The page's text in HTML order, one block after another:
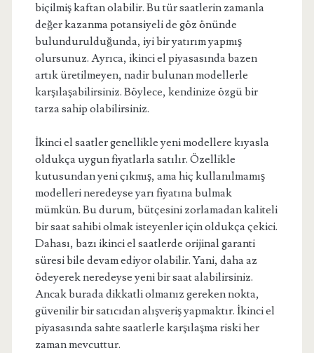
biçilmiş kaftan olabilir. Bu tür saatlerin zamanla
değer kazanma potansiyeli de göz önünde
bulundurulduğunda, iyi bir yatırım yapmış
olursunuz. Ayrıca, ikinci el piyasasında bazen
artık üretilmeyen, nadir bulunan modellerle
karşılaşabilirsiniz. Böylece, kendinize özgü bir
tarza sahip olabilirsiniz.
İkinci el saatler genellikle yeni modellere kıyasla
oldukça uygun fiyatlarla satılır. Özellikle
kutusundan yeni çıkmış, ama hiç kullanılmamış
modelleri neredeyse yarı fiyatına bulmak
mümkün. Bu durum, bütçesini zorlamadan kaliteli
bir saat sahibi olmak isteyenler için oldukça çekici.
Dahası, bazı ikinci el saatlerde orijinal garanti
süresi bile devam ediyor olabilir. Yani, daha az
ödeyerek neredeyse yeni bir saat alabilirsiniz.
Ancak burada dikkatli olmanız gereken nokta,
güvenilir bir satıcıdan alışveriş yapmaktır. İkinci el
piyasasında sahte saatlerle karşılaşma riski her
zaman mevcuttur.